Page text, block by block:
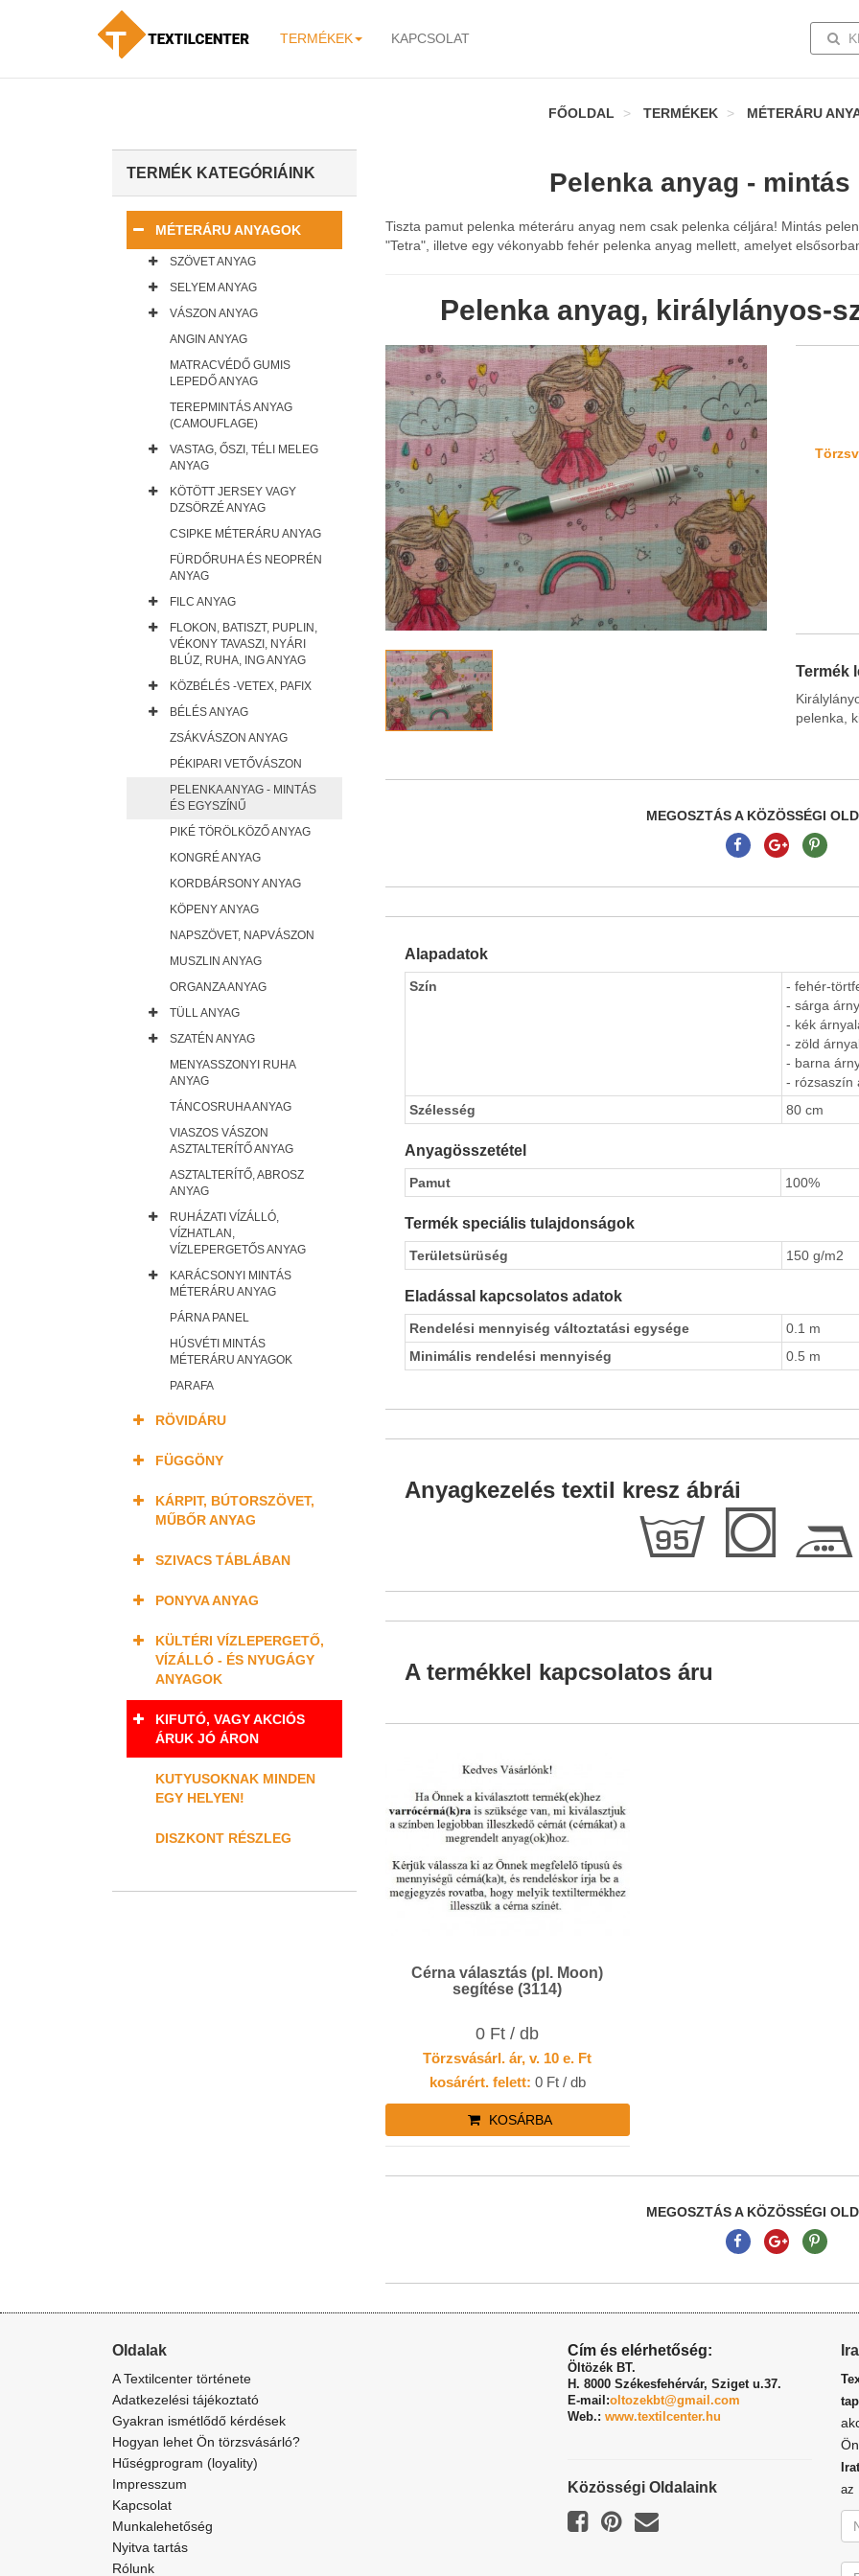
TERMÉKEK KAPCSOLAT
FŐOLDAL TERMÉKEK MÉTERÁRU
Pelenka anyag -
Tiszta pamut pelenka méteráru anyag nem csak pelenka céljára! Mintás
"Tetra", illetve egy vékonyabb fehér pelenka anyag mellett, amelyet
Pelenka anyag, királylányos-
Termék
pelenka,
MEGOSZTÁS A KÖZÖSSÉGI
Alapadatok
Szín
- fehér-
- sárga
- kék
- zöld
- barna
- rózsaszín
Szélesség
80 cm
Anyagösszetétel
Pamut 100%
Termék speciális tulajdonságok
Területsürüség 150 g/m2
Eladással kapcsolatos adatok
Rendelési mennyiség változtatási egysége
0.1 m
Minimális rendelési mennyiség
0.5 m
Anyagkezelés textil kresz ábrái
l Q F
A termékkel kapcsolatos áru
Cérna választás (pl. Moon)
segítése (3114)
0 Ft / db
Törzsvásárl. ár, v. 10 e. Ft
kosárért. felett: 0 Ft / db
KOSÁRBA
MEGOSZTÁS A KÖZÖSSÉGI
TERMÉK KATEGÓRIÁINK
MÉTERÁRU ANYAGOK
SZÖVET ANYAG
SELYEM ANYAG
VÁSZON ANYAG
ANGIN ANYAG
MATRACVÉDŐ GUMIS
LEPEDŐ ANYAG
TEREPMINTÁS ANYAG
(CAMOUFLAGE)
VASTAG, ŐSZI, TÉLI MELEG
ANYAG
KÖTÖTT JERSEY VAGY
DZSÖRZÉ ANYAG
CSIPKE MÉTERÁRU ANYAG
FÜRDŐRUHA ÉS NEOPRÉN
ANYAG
FILC ANYAG
FLOKON, BATISZT, PUPLIN,
VÉKONY TAVASZI, NYÁRI
BLÚZ, RUHA, ING ANYAG
KÖZBÉLÉS -VETEX, PAFIX
BÉLÉS ANYAG
ZSÁKVÁSZON ANYAG
PÉKIPARI VETŐVÁSZON
PELENKA ANYAG - MINTÁS
ÉS EGYSZÍNŰ
PIKÉ TÖRÖLKÖZŐ ANYAG
KONGRÉ ANYAG
KORDBÁRSONY ANYAG
KÖPENY ANYAG
NAPSZÖVET, NAPVÁSZON
MUSZLIN ANYAG
ORGANZA ANYAG
TÜLL ANYAG
SZATÉN ANYAG
MENYASSZONYI RUHA
ANYAG
TÁNCOSRUHA ANYAG
VIASZOS VÁSZON
ASZTALTERÍTŐ ANYAG
ASZTALTERÍTŐ, ABROSZ
ANYAG
RUHÁZATI VÍZÁLLÓ,
VÍZHATLAN,
VÍZLEPERGETŐS ANYAG
KARÁCSONYI MINTÁS
MÉTERÁRU ANYAG
PÁRNA PANEL
HÚSVÉTI MINTÁS
MÉTERÁRU ANYAGOK
PARAFA
RÖVIDÁRU
FÜGGÖNY
KÁRPIT, BÚTORSZÖVET,
MŰBŐR ANYAG
SZIVACS TÁBLÁBAN
PONYVA ANYAG
KÜLTÉRI VÍZLEPERGETŐ,
VÍZÁLLÓ - ÉS NYUGÁGY
ANYAGOK
KIFUTÓ, VAGY AKCIÓS
ÁRUK JÓ ÁRON
KUTYUSOKNAK MINDEN
EGY HELYEN!
DISZKONT RÉSZLEG
Oldalak
A Textilcenter története
Adatkezelési tájékoztató
Gyakran ismétlődő kérdések
Hogyan lehet Ön törzsvásárló?
Hűségprogram (loyality)
Impresszum
Kapcsolat
Munkalehetőség
Nyitva tartás
Rólunk
Cím és elérhetőség:
Öltözék BT.
H. 8000 Székesfehérvár, Sziget u.37.
E-mail:oltozekbt@gmail.com
Web.: www.textilcenter.hu
Közösségi Oldalaink